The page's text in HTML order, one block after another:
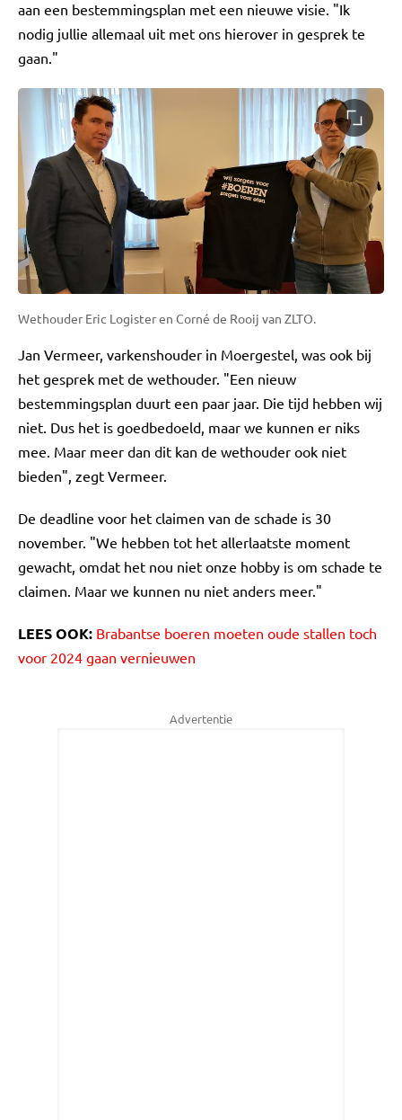
aan een bestemmingsplan met een nieuwe visie. "Ik
nodig jullie allemaal uit met ons hierover in gesprek te
gaan."
Wethouder Eric Logister en Corné de Rooij van ZLTO.
Jan Vermeer, varkenshouder in Moergestel, was ook bij
het gesprek met de wethouder. "Een nieuw
bestemmingsplan duurt een paar jaar. Die tijd hebben wij
niet. Dus het is goedbedoeld, maar we kunnen er niks
mee. Maar meer dan dit kan de wethouder ook niet
bieden", zegt Vermeer.
De deadline voor het claimen van de schade is 30
november. "We hebben tot het allerlaatste moment
gewacht, omdat het nou niet onze hobby is om schade te
claimen. Maar we kunnen nu niet anders meer."
LEES OOK: Brabantse boeren moeten oude stallen toch
voor 2024 gaan vernieuwen
Advertentie